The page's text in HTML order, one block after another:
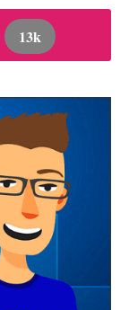
13k